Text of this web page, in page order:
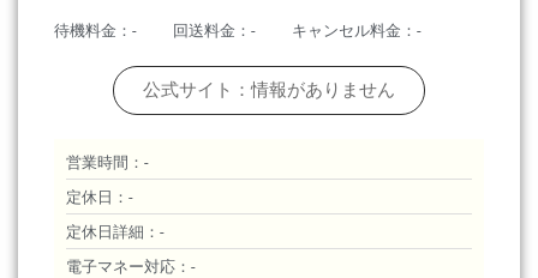
待機料金：- 回送料金：- キャンセル料金：-
公式サイト：情報がありません
営業時間：-
定休日：-
定休日詳細：-
電子マネー対応：-